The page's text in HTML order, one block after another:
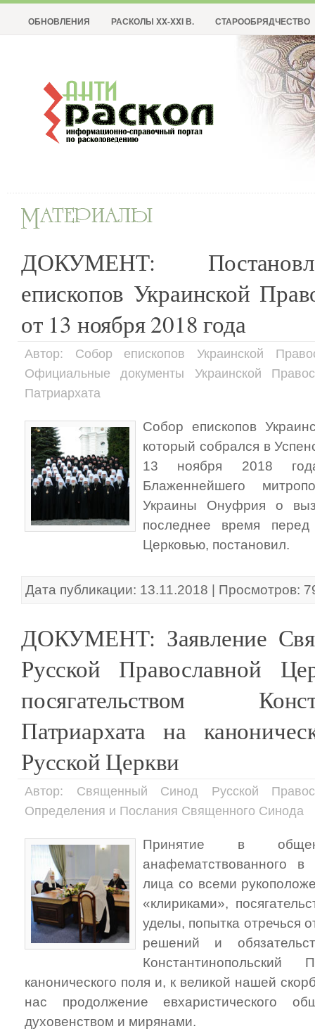
ОБНОВЛЕНИЯ РАСКОЛЫ XX-XXI В. СТАРООБРЯДЧЕСТВО
ДОКУМЕНТ:
епископов Украинской
от 13 ноября 2018 года
Автор: Собор епископов Украинской
Официальные документы Украинской
Патриархата
Собор епископов
который собрался в
13 ноября 2018
Блаженнейшего
Украины Онуфрия о
последнее время перед
Церковью, постановил.
Дата публикации: 13.11.2018 | Просмотров:
ДОКУМЕНТ: Заявление
Русской Православной
посягательством
Патриархата на
Русской Церкви
Автор: Священный Синод Русской
Определения и Послания Священного Синода
Принятие в
анафематствованного
лица со всеми
«клириками»,
уделы, попытка отречься
решений и
канонического поля и, к великой нашей
нас продолжение евхаристического
духовенством и мирянами.